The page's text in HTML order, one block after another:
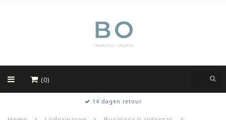
(0)
Kwalitatieve producten